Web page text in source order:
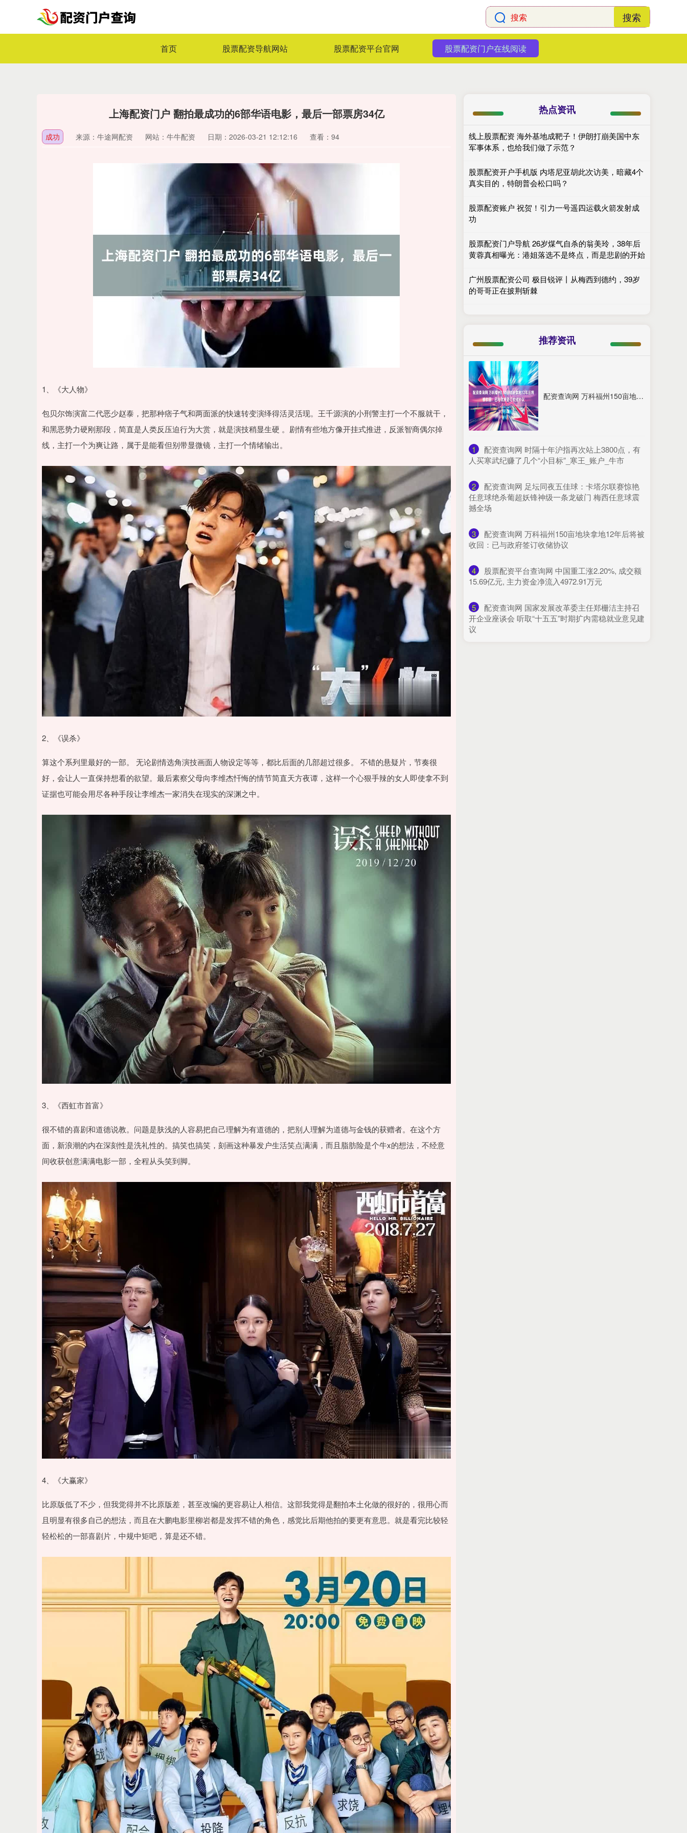
搜索
首页 股票配资导航网站 股票配资平台官网 股票配资门户在线阅读
上海配资门户 翻拍最成功的6部华语电影，最后一部票房34亿
成功 来源：牛途网配资 网站：牛牛配资 日期：2026-03-21 12:12:16 查看：94
1、《大人物》
包贝尔饰演富二代恶少赵泰，把那种痞子气和两面派的快速转变演绎得活灵活现。王千源演的小刑警主打一个不服就干，
和黑恶势力硬刚那段，简直是人类反压迫行为大赏，就是演技稍显生硬 。剧情有些地方像开挂式推进，反派智商偶尔掉
线，主打一个为爽让路，属于是能看但别带显微镜，主打一个情绪输出。
2、《误杀》
算这个系列里最好的一部。 无论剧情选角演技画面人物设定等等，都比后面的几部超过很多。 不错的悬疑片，节奏很
好，会让人一直保持想看的欲望。最后素察父母向李维杰忏悔的情节简直天方夜谭，这样一个心狠手辣的女人即使拿不到
证据也可能会用尽各种手段让李维杰一家消失在现实的深渊之中。
3、《西虹市首富》
很不错的喜剧和道德说教。问题是肤浅的人容易把自己理解为有道德的，把别人理解为道德与金钱的获赠者。在这个方
面，新浪潮的内在深刻性是洗礼性的。搞笑也搞笑，刻画这种暴发户生活笑点满满，而且脂肪险是个牛x的想法，不经意
间收获创意满满电影一部，全程从头笑到脚。
4、《大赢家》
比原版低了不少，但我觉得并不比原版差，甚至改编的更容易让人相信。这部我觉得是翻拍本土化做的很好的，很用心而
且明显有很多自己的想法，而且在大鹏电影里柳岩都是发挥不错的角色，感觉比后期他拍的要更有意思。就是看完比较轻
轻松松的一部喜剧片，中规中矩吧，算是还不错。
热点资讯
线上股票配资 海外基地成靶子！伊朗打崩美国中东
军事体系，也给我们做了示范？
股票配资开户手机版 内塔尼亚胡此次访美，暗藏4个
真实目的，特朗普会松口吗？
股票配资账户 祝贺！引力一号遥四运载火箭发射成
功
股票配资门户导航 26岁煤气自杀的翁美玲，38年后
黄蓉真相曝光：港姐落选不是终点，而是悲剧的开始
广州股票配资公司 极目锐评丨从梅西到德约，39岁
的哥哥正在披荆斩棘
推荐资讯
配资查询网 万科福州150亩地块拿地12年后将被收回：已与政府签订收储协议
1
​配资查询网 时隔十年沪指再次站上3800点，有
人买寒武纪赚了几个“小目标”_寒王_账户_牛市
2
​配资查询网 足坛同夜五佳球：卡塔尔联赛惊艳
任意球绝杀葡超妖锋神级一条龙破门 梅西任意球震
撼全场
3
​配资查询网 万科福州150亩地块拿地12年后将被
收回：已与政府签订收储协议
4
​股票配资平台查询网 中国重工涨2.20%, 成交额
15.69亿元, 主力资金净流入4972.91万元
5
​配资查询网 国家发展改革委主任郑栅洁主持召
开企业座谈会 听取“十五五”时期扩内需稳就业意见建
议